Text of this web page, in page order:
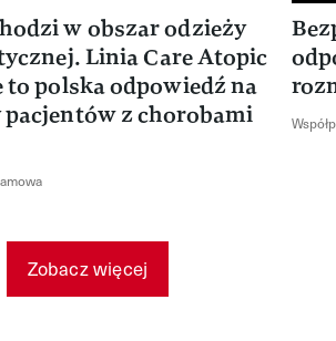
w obszar odzieży
Linia Care Atopic
to polska odpowiedź na
z chorobami
Zobacz więcej